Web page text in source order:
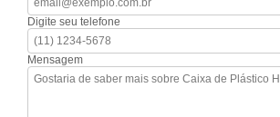
Digite seu telefone
Mensagem